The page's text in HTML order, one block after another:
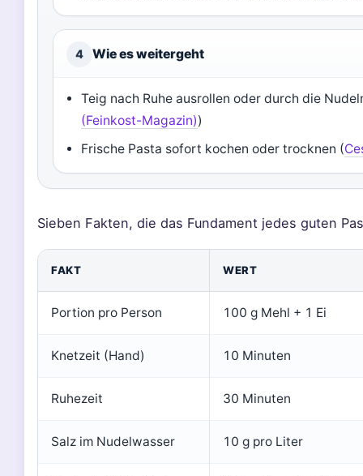
4 Wie es weitergeht
Teig nach Ruhe ausrollen oder durch die
(Feinkost-Magazin))
Frische Pasta sofort kochen oder trocknen (
Sieben Fakten, die das Fundament jedes guten
FAKT WERT
Portion pro Person 100 g Mehl + 1 Ei
Knetzeit (Hand) 10 Minuten
Ruhezeit 30 Minuten
Salz im Nudelwasser 10 g pro Liter